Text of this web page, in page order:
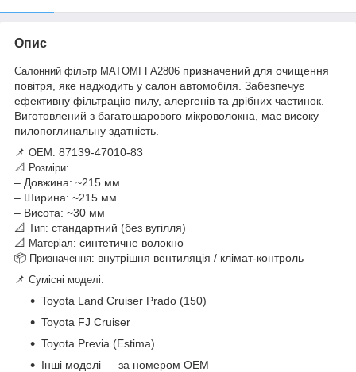
Опис
Салонний фільтр MATOMI FA2806 призначений для очищення
повітря, яке надходить у салон автомобіля. Забезпечує
ефективну фільтрацію пилу, алергенів та дрібних частинок.
Виготовлений з багатошарового мікроволокна, має високу
пилопоглинальну здатність.
📌 OEM: 87139-47010-83
📐 Розміри:
– Довжина: ~215 мм
– Ширина: ~215 мм
– Висота: ~30 мм
📐 Тип: стандартний (без вугілля)
📐 Матеріал: синтетичне волокно
📦 Призначення: внутрішня вентиляція / клімат-контроль
📌 Сумісні моделі:
Toyota Land Cruiser Prado (150)
Toyota FJ Cruiser
Toyota Previa (Estima)
Інші моделі — за номером OEM